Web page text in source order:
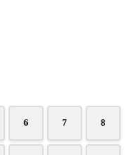
6 7 8